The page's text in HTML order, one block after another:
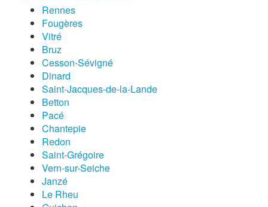
Rennes
Fougères
Vitré
Bruz
Cesson-Sévigné
Dinard
Saint-Jacques-de-la-Lande
Betton
Pacé
Chantepie
Redon
Saint-Grégoire
Vern-sur-Seiche
Janzé
Le Rheu